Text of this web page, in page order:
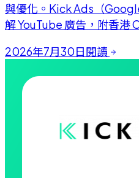
與優化。Kick Ads（
解 YouTube 廣告，附香港
2026年7月30日閱讀